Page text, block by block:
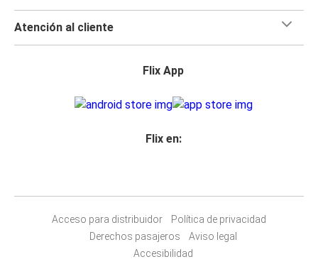
Atención al cliente
Flix App
Flix en:
Acceso para distribuidor
Política de privacidad
Derechos pasajeros
Aviso legal
Accesibilidad